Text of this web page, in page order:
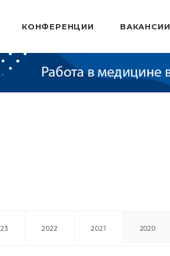
КОНФЕРЕНЦИИ ВАКАНСИИ
2022 2021 2020